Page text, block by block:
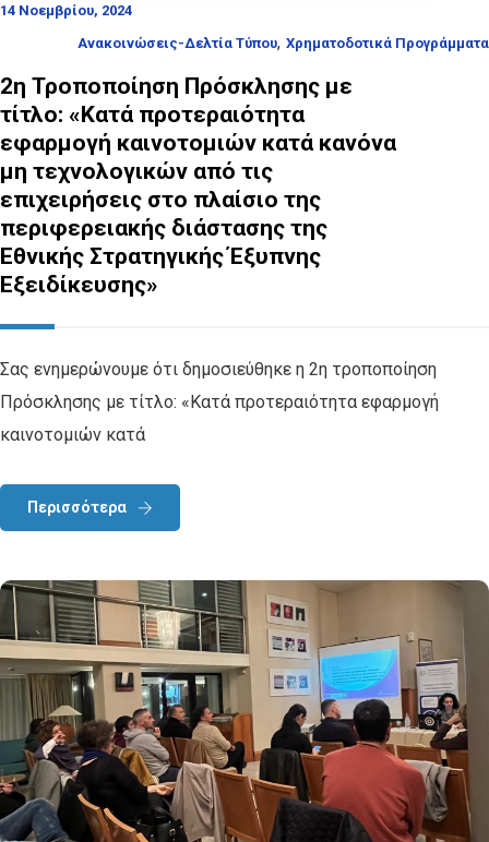
14 Νοεμβρίου, 2024
Ανακοινώσεις-Δελτία Τύπου, Χρηματοδοτικά Προγράμματα
2η Τροποποίηση Πρόσκλησης με
τίτλο: «Κατά προτεραιότητα
εφαρμογή καινοτομιών κατά κανόνα
μη τεχνολογικών από τις
επιχειρήσεις στο πλαίσιο της
περιφερειακής διάστασης της
Εθνικής Στρατηγικής Έξυπνης
Εξειδίκευσης»
Σας ενημερώνουμε ότι δημοσιεύθηκε η 2η τροποποίηση
Πρόσκλησης με τίτλο: «Κατά προτεραιότητα εφαρμογή
καινοτομιών κατά
Περισσότερα